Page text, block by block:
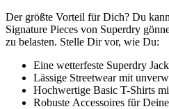
Der größte Vorteil für Dich? Du
Signature Pieces von Superdry
zu belasten. Stelle Dir vor, wie Du:
Eine wetterfeste Superdry
Lässige Streetwear mit
Hochwertige Basic T-Shirts
Robuste Accessoires für